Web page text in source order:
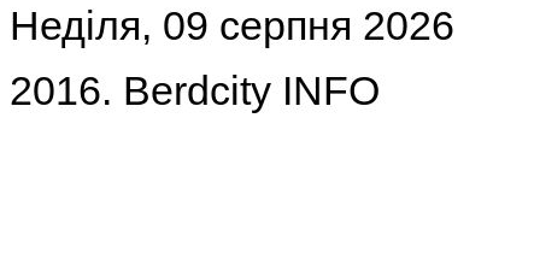
Неділя, 09 серпня 2026
2016. Berdcity INFO